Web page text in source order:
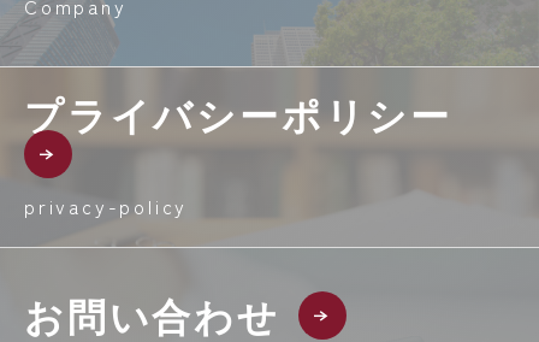
プライバシーポリシー
privacy-policy
お問い合わせ